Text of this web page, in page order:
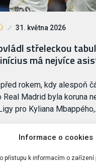
Informace o cookies
přístupu k informacím o zařízení
31. května 2026
střeleckou
má nejvíce
rokem, kdy alespoň
Real Madrid byla koruna
pro Kyliana